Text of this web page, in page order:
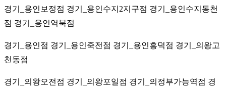
경기_용인보정점 경기_용인수지2지구점 경기_용인수지동천
점 경기_용인역북점
경기_용인점 경기_용인죽전점 경기_용인흥덕점 경기_의왕고
천동점
경기_의왕오전점 경기_의왕포일점 경기_의정부가능역점 경